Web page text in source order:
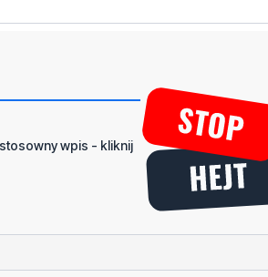
wpis - kliknij